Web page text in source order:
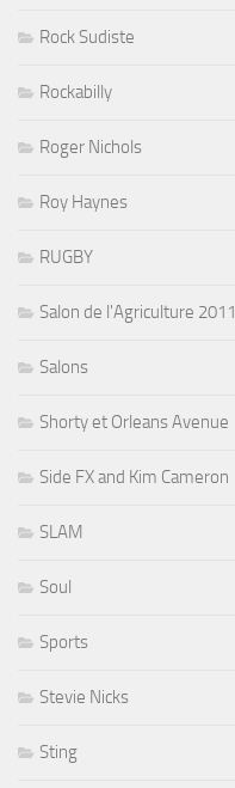
Rock Sudiste
Rockabilly
Roger Nichols
Roy Haynes
RUGBY
Salon de l'Agriculture 2011
Salons
Shorty et Orleans Avenue
Side FX and Kim Cameron
SLAM
Soul
Sports
Stevie Nicks
Sting